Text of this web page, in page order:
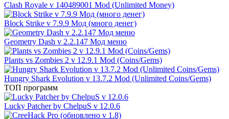
Clash Royale v 140489001 Mod (Unlimited Money)
Block Strike v 7.9.9 Мод (много денег)
Geometry Dash v 2.2.147 Мод меню
Plants vs Zombies 2 v 12.9.1 Mod (Coins/Gems)
Hungry Shark Evolution v 13.7.2 Mod (Unlimited Coins/Gems)
ТОП программ
Lucky Patcher by ChelpuS v 12.0.6